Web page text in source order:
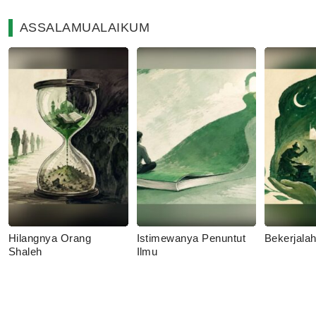
ASSALAMUALAIKUM
Hilangnya Orang
Shaleh
Istimewanya Penuntut
Ilmu
Bekerjalah